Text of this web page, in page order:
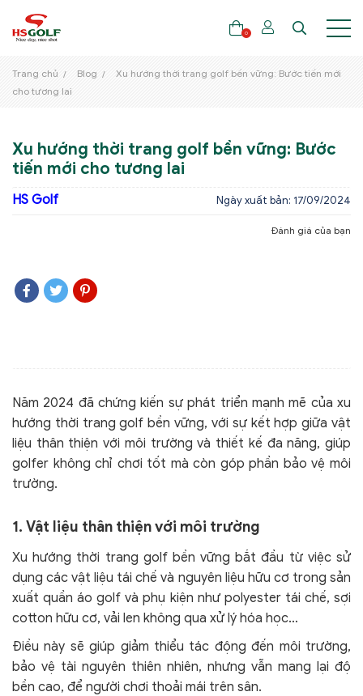
GẬY GOLF
THỜI TRANG GOLF
PHỤ KIỆN GOLF
0
Trang chủ Blog
Xu hướng thời trang golf bền vững: Bước tiến mới
cho tương lai
Xu hướng thời trang golf bền vững: Bước
tiến mới cho tương lai
HS Golf Ngày xuất bản: 17/09/2024
Đánh giá của bạn
Năm 2024 đã chứng kiến sự phát triển mạnh mẽ của xu
hướng thời trang golf bền vững, với sự kết hợp giữa vật
liệu thân thiện với môi trường và thiết kế đa năng, giúp
golfer không chỉ chơi tốt mà còn góp phần bảo vệ môi
trường.
1. Vật liệu thân thiện với môi trường
Xu hướng thời trang golf bền vững bắt đầu từ việc sử
dụng các vật liệu tái chế và nguyên liệu hữu cơ trong sản
xuất quần áo golf và phụ kiện như polyester tái chế, sợi
cotton hữu cơ, vải len không qua xử lý hóa học…
Điều này sẽ giúp giảm thiểu tác động đến môi trường,
bảo vệ tài nguyên thiên nhiên, nhưng vẫn mang lại độ
bền cao, để người chơi thoải mái trên sân.